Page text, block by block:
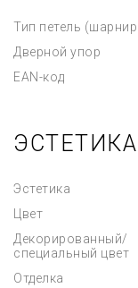
Тип петель
Дверной упор
EAN-код
ЭСТЕТИКА
Эстетика
Цвет
Декорированный/
специальный цвет
Отделка